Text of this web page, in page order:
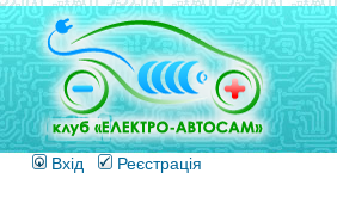
Вхід Реєстрація